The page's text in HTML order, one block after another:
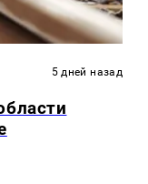
5 дней назад